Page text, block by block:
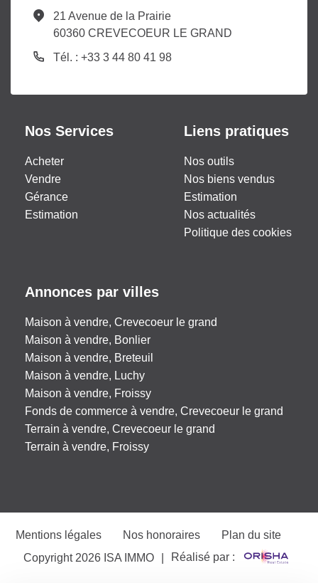
21 Avenue de la Prairie
60360 CREVECOEUR LE GRAND
Tél. : +33 3 44 80 41 98
Nos Services
Acheter
Vendre
Gérance
Estimation
Liens pratiques
Nos outils
Nos biens vendus
Estimation
Nos actualités
Politique des cookies
Annonces par villes
Maison à vendre, Crevecoeur le grand
Maison à vendre, Bonlier
Maison à vendre, Breteuil
Maison à vendre, Luchy
Maison à vendre, Froissy
Fonds de commerce à vendre, Crevecoeur le grand
Terrain à vendre, Crevecoeur le grand
Terrain à vendre, Froissy
Mentions légales Nos honoraires
Plan du site
Copyright 2026 ISA IMMO
Réalisé par :